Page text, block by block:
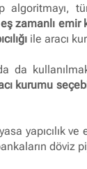
zamanlı emir
ile aracı
da
kurumu
yapıcılık
döviz